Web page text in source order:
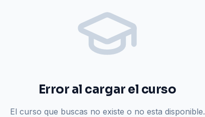
Error al cargar el curso
El curso que buscas no existe o no esta disponible.